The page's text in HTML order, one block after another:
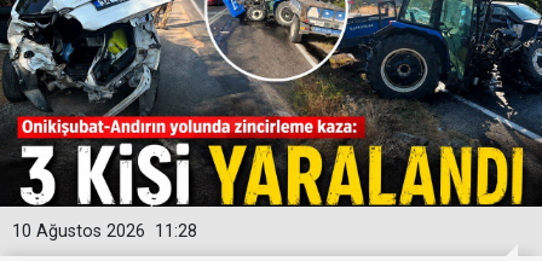
11:28
10 Ağustos 2026